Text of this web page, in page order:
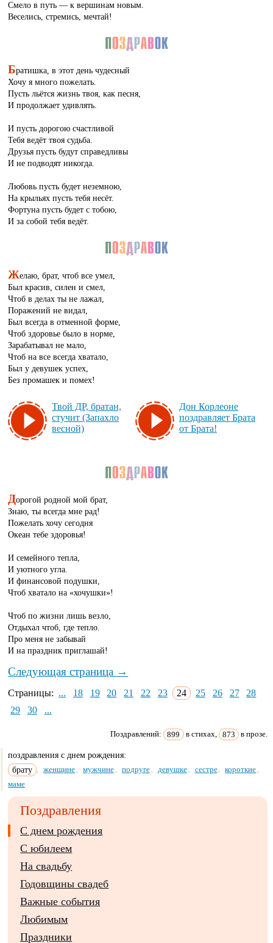
Смело в путь — к вершинам новым.
Веселись, стремись, мечтай!
Братишка, в этот день чудесный
Хочу я много пожелать.
Пусть льётся жизнь твоя, как песня,
И продолжает удивлять.
И пусть дорогою счастливой
Тебя ведёт твоя судьба.
Друзья пусть будут справедливы
И не подводят никогда.
Любовь пусть будет неземною,
На крыльях пусть тебя несёт.
Фортуна пусть будет с тобою,
И за собой тебя ведёт.
Желаю, брат, чтоб все умел,
Был красив, силен и смел,
Чтоб в делах ты не лажал,
Поражений не видал,
Был всегда в отменной форме,
Чтоб здоровье было в норме,
Зарабатывал не мало,
Чтоб на все всегда хватало,
Был у девушек успех,
Без промашек и помех!
Твой ДР, бра­тан,
сту­чит (За­пах­ло
вес­ной)
Дон Кор­ле­оне
поз­драв­ля­ет Бра­та
от Бра­та!
Дорогой родной мой брат,
Знаю, ты всегда мне рад!
Пожелать хочу сегодня
Океан тебе здоровья!
И семейного тепла,
И уютного угла.
И финансовой подушки,
Чтоб хватало на «хочушки»!
Чтоб по жизни лишь везло,
Отдыхал чтоб, где тепло.
Про меня не забывай
И на праздник приглашай!
Следующая страница →
Страницы: ... 18 19 20 21 22 23 24 25 26 27
28
29
30 ...
Поздравлений: 899 в стихах, 873 в прозе.
поздравления с днем рождения:
брату
, женщине , мужчине , подруге , девушке , сестре , короткие ,
маме
Поздравления
С днем рождения
С юбилеем
На свадьбу
Годовщины свадеб
Важные события
Любимым
Праздники